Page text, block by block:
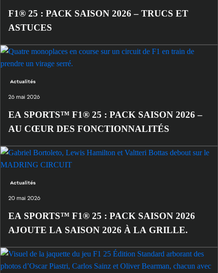
F1® 25 : PACK SAISON 2026 – TRUCS ET
ASTUCES
Actualités
26 mai 2026
EA SPORTS™ F1® 25 : PACK SAISON 2026 –
AU CŒUR DES FONCTIONNALITÉS
Actualités
20 mai 2026
EA SPORTS™ F1® 25 : PACK SAISON 2026
AJOUTE LA SAISON 2026 À LA GRILLE.